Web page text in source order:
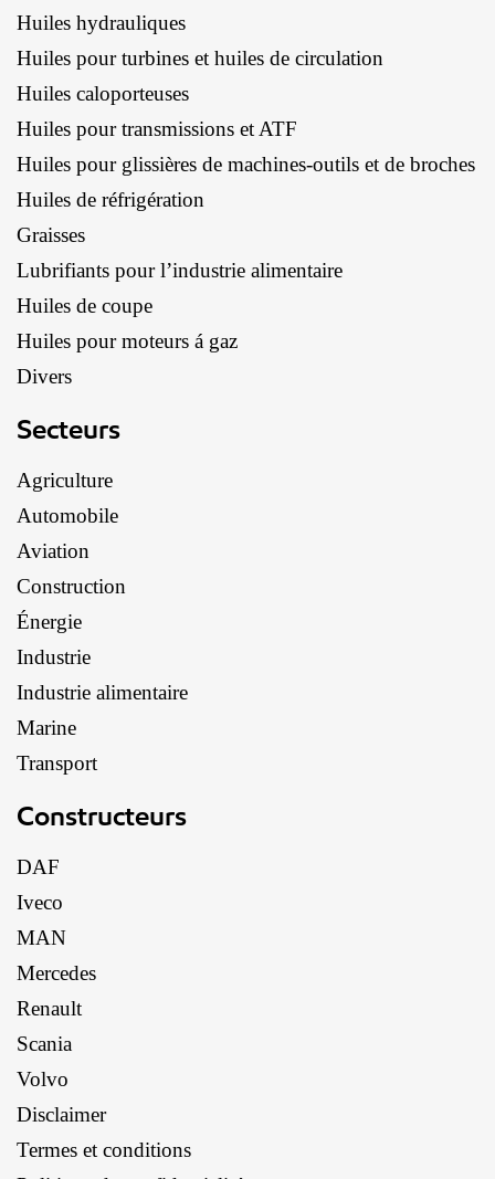
Huiles hydrauliques
Huiles pour turbines et huiles de circulation
Huiles caloporteuses
Huiles pour transmissions et ATF
Huiles pour glissières de machines-outils et de broches
Huiles de réfrigération
Graisses
Lubrifiants pour l’industrie alimentaire
Huiles de coupe
Huiles pour moteurs á gaz
Divers
Secteurs
Agriculture
Automobile
Aviation
Construction
Énergie
Industrie
Industrie alimentaire
Marine
Transport
Constructeurs
DAF
Iveco
MAN
Mercedes
Renault
Scania
Volvo
Disclaimer
Termes et conditions